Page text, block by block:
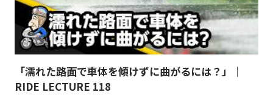
「濡れた路面で車体を傾けずに曲がるには？」｜
RIDE LECTURE 118